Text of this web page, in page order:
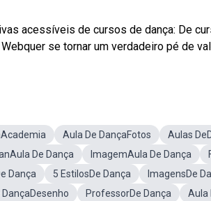
acessíveis de cursos de dança: De
se tornar um verdadeiro pé de
Aula De DançaFotos
Aulas
De Dança ImagemAula De Dança
Dança 5 EstilosDe Dança
ImagensDe
DançaDesenho ProfessorDe Dança
Aula